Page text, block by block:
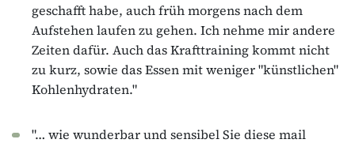
geschafft habe, auch früh morgens nach dem
Aufstehen laufen zu gehen. Ich nehme mir andere
Zeiten dafür. Auch das Krafttraining kommt nicht
zu kurz, sowie das Essen mit weniger "künstlichen"
Kohlenhydraten."
"… wie wunderbar und sensibel Sie diese mail